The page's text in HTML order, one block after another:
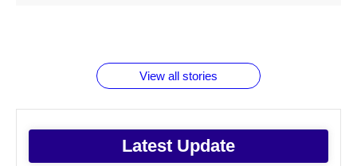
View all stories
Latest Update